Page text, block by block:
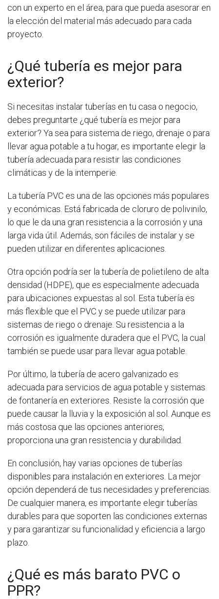
con un experto en el área, para que pueda asesorar en
la elección del material más adecuado para cada
proyecto.
¿Qué tubería es mejor para
exterior?
Si necesitas instalar tuberías en tu casa o negocio,
debes preguntarte ¿qué tubería es mejor para
exterior? Ya sea para sistema de riego, drenaje o para
llevar agua potable a tu hogar, es importante elegir la
tubería adecuada para resistir las condiciones
climáticas y de la intemperie.
La tubería PVC es una de las opciones más populares
y económicas. Está fabricada de cloruro de polivinilo,
lo que le da una gran resistencia a la corrosión y una
larga vida útil. Además, son fáciles de instalar y se
pueden utilizar en diferentes aplicaciones.
Otra opción podría ser la tubería de polietileno de alta
densidad (HDPE), que es especialmente adecuada
para ubicaciones expuestas al sol. Esta tubería es
más flexible que el PVC y se puede utilizar para
sistemas de riego o drenaje. Su resistencia a la
corrosión es igualmente duradera que el PVC, la cual
también se puede usar para llevar agua potable.
Por último, la tubería de acero galvanizado es
adecuada para servicios de agua potable y sistemas
de fontanería en exteriores. Resiste la corrosión que
puede causar la lluvia y la exposición al sol. Aunque es
más costosa que las opciones anteriores,
proporciona una gran resistencia y durabilidad.
En conclusión, hay varias opciones de tuberías
disponibles para instalación en exteriores. La mejor
opción dependerá de tus necesidades y preferencias.
De cualquier manera, es importante elegir tuberías
durables para que soporten las condiciones externas
y para garantizar su funcionalidad y eficiencia a largo
plazo.
¿Qué es más barato PVC o
PPR?